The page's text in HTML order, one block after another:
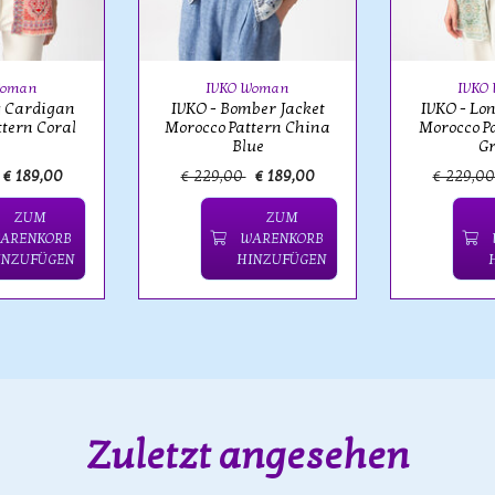
Cardigan
Coral
€ 189,00
ZUM
IVKO Woman
IVKO - Bomber Jacket
Morocco Pattern China
Blue
€ 229,00 € 189,00
ZUM
WARENKORB
HINZUFÜGEN
IVKO
IVKO -
Morocco
€
Zuletzt angesehen